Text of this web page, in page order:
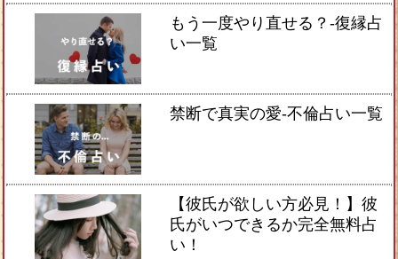
もう一度やり直せる？-復縁占
い一覧
禁断で真実の愛-不倫占い一覧
【彼氏が欲しい方必見！】彼
氏がいつできるか完全無料占
い！